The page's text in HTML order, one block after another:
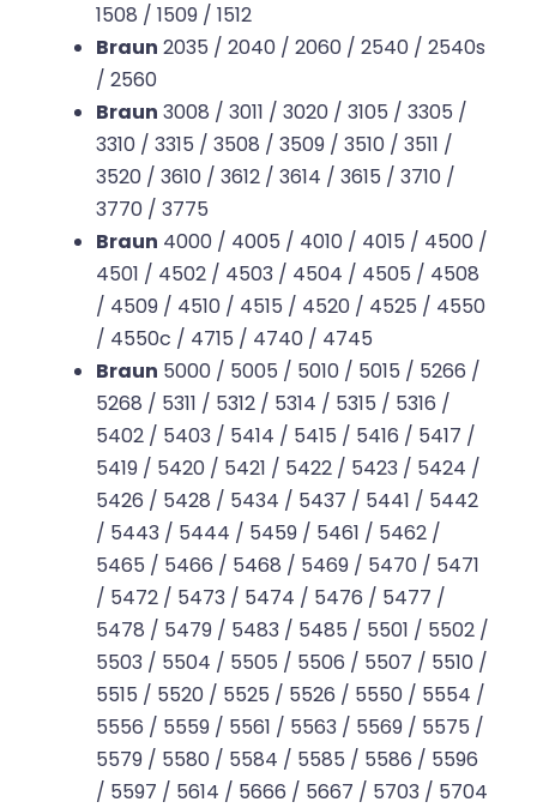
1508 / 1509 / 1512
Braun 2035 / 2040 / 2060 / 2540 / 2540s
/ 2560
Braun 3008 / 3011 / 3020 / 3105 / 3305 /
3310 / 3315 / 3508 / 3509 / 3510 / 3511 /
3520 / 3610 / 3612 / 3614 / 3615 / 3710 /
3770 / 3775
Braun 4000 / 4005 / 4010 / 4015 / 4500 /
4501 / 4502 / 4503 / 4504 / 4505 / 4508
/ 4509 / 4510 / 4515 / 4520 / 4525 / 4550
/ 4550c / 4715 / 4740 / 4745
Braun 5000 / 5005 / 5010 / 5015 / 5266 /
5268 / 5311 / 5312 / 5314 / 5315 / 5316 /
5402 / 5403 / 5414 / 5415 / 5416 / 5417 /
5419 / 5420 / 5421 / 5422 / 5423 / 5424 /
5426 / 5428 / 5434 / 5437 / 5441 / 5442
/ 5443 / 5444 / 5459 / 5461 / 5462 /
5465 / 5466 / 5468 / 5469 / 5470 / 5471
/ 5472 / 5473 / 5474 / 5476 / 5477 /
5478 / 5479 / 5483 / 5485 / 5501 / 5502 /
5503 / 5504 / 5505 / 5506 / 5507 / 5510 /
5515 / 5520 / 5525 / 5526 / 5550 / 5554 /
5556 / 5559 / 5561 / 5563 / 5569 / 5575 /
5579 / 5580 / 5584 / 5585 / 5586 / 5596
/ 5597 / 5614 / 5666 / 5667 / 5703 / 5704